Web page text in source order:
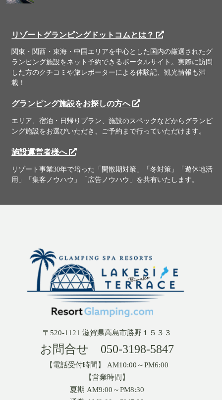
リゾートグランピングドットコムとは？
関東・関西・東海・中国エリアを中心とした国内の厳選されたグ
ランピング施設をネット予約できるポータルサイト。実際に訪問
した方のクチコミや旅レポーターによる体験記、観光情報も満
載！
グランピング施設をお探しの方へ
エリア、宿泊・日帰りプラン、施設のスペックなどからグランピ
ング施設をお選びいただき、ご予約まで行っていただけます。
施設運営者様へ
リゾート事業30年で培った「閑散期対策」「冬対策」「遊休地活
用」「集客ノウハウ」「広告ノウハウ」を共有いたします。
〒520-1121 滋賀県高島市勝野１５３３
お問合せ 050-3198-5847
【電話受付時間】 AM10:00～PM6:00
【営業時間】
夏期 AM9:00～PM8:30